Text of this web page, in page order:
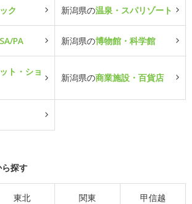
ク 新潟県の温泉・スパリゾート
PA 新潟県の博物館・科学館
ト・ショ
新潟県の商業施設・百貨店
探す
東北 関東 甲信越